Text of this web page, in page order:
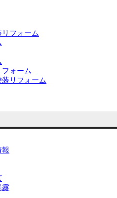
フォーム
ォーム
リフォーム
報
露